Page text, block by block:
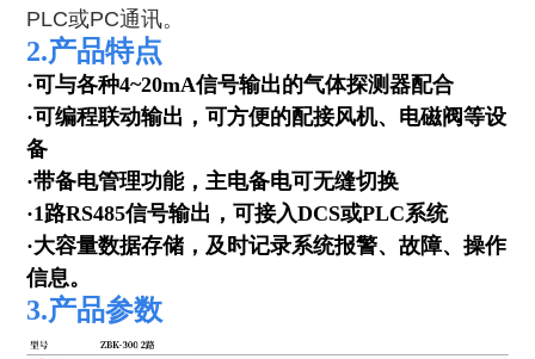
PLC或PC通讯。
2.产品特点
·可与各种4~20mA信号输出的气体探测器配合
·可编程联动输出，可方便的配接风机、电磁阀等设
备
·带备电管理功能，主电备电可无缝切换
·1路RS485信号输出，可接入DCS或PLC系统
·大容量数据存储，及时记录系统报警、故障、操作
信息。
3.产品参数